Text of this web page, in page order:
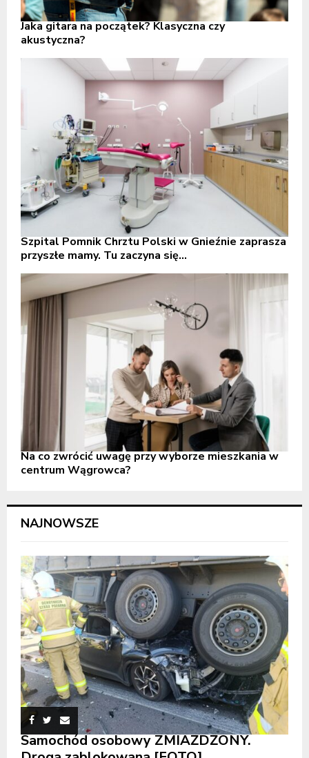
Jaka gitara na początek? Klasyczna czy
akustyczna?
Szpital Pomnik Chrztu Polski w Gnieźnie zaprasza
przyszłe mamy. Tu zaczyna się...
Na co zwrócić uwagę przy wyborze mieszkania w
centrum Wągrowca?
NAJNOWSZE
Samochód osobowy ZMIAŻDŻONY.